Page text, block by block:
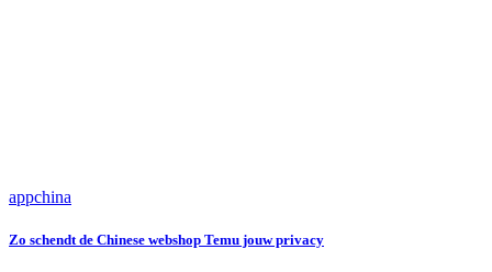
appchina
Zo schendt de Chinese webshop Temu jouw privacy